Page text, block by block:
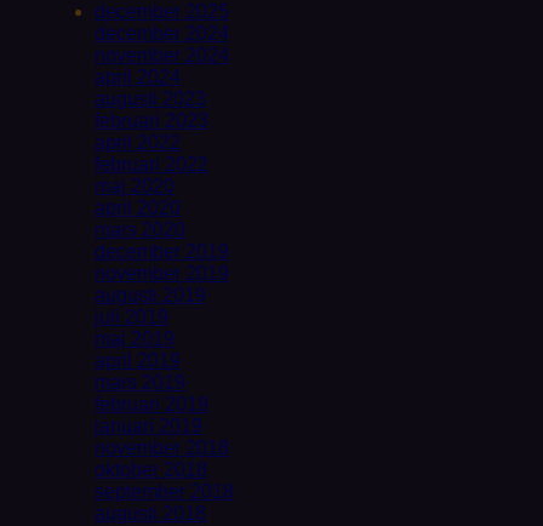
december 2025
december 2024
november 2024
april 2024
augusti 2023
februari 2023
april 2022
februari 2022
maj 2020
april 2020
mars 2020
december 2019
november 2019
augusti 2019
juli 2019
maj 2019
april 2019
mars 2019
februari 2019
januari 2019
november 2018
oktober 2018
september 2018
augusti 2018